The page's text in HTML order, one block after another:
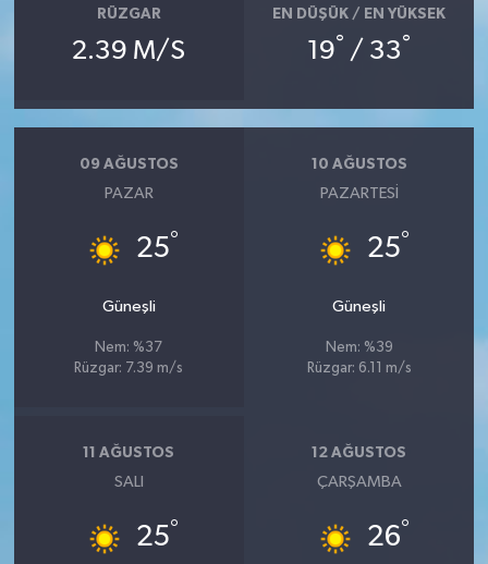
RÜZGAR
2.39 M/S
EN DÜŞÜK / EN YÜKSEK
19° / 33°
09 AĞUSTOS
PAZAR
25°
Güneşli
Nem: %37
Rüzgar: 7.39 m/s
10 AĞUSTOS
PAZARTESI
25°
Güneşli
Nem: %39
Rüzgar: 6.11 m/s
11 AĞUSTOS
SALI
25°
12 AĞUSTOS
ÇARŞAMBA
26°